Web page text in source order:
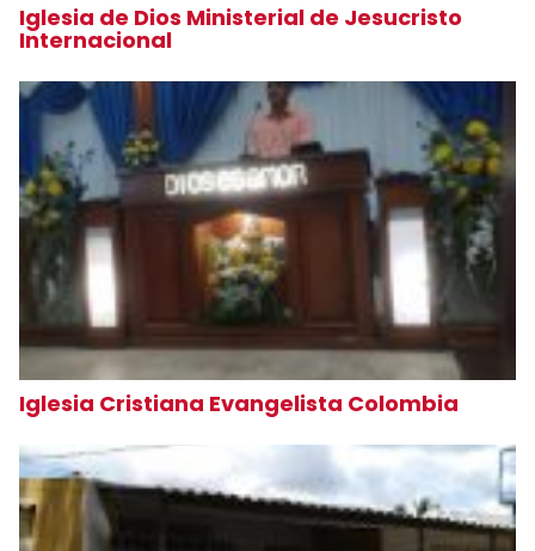
Iglesia de Dios Ministerial de Jesucristo
Internacional
Iglesia Cristiana Evangelista Colombia